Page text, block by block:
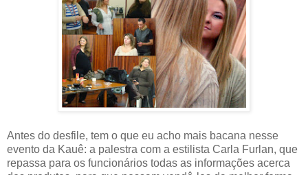
Antes do desfile, tem o que eu acho mais bacana nesse
evento da Kauê: a palestra com a estilista Carla Furlan, que
repassa para os funcionários todas as informações acerca